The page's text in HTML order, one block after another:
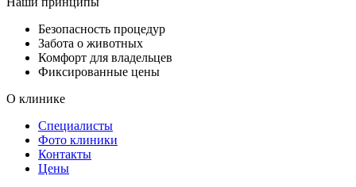
Безопасность процедур
Забота о животных
Комфорт для владельцев
Фиксированные цены
О клинике
Специалисты
Фото клиники
Контакты
Цены